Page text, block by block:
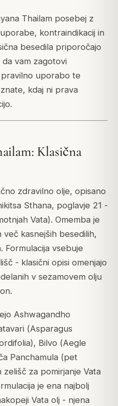
Thailam posebej z
kontraindikacij in
besedila priporočajo
vam zagotovi
uporabo te
kdaj ni prava
Klasična
zdravilno olje, opisano
Sthana, poglavje 21 -
Vata). Omemba je
več kasnejših besedilih,
Formulacija vsebuje
- klasični opisi omenjajo
v sezamovem olju
Ashwagandho
(Asparagus
), Bilvo (Aegle
Panchamula (pet
za pomirjanje Vata
je ena najbolj
Vata olj - njena